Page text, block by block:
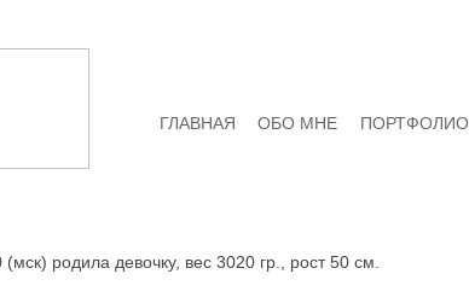
ПОРТФОЛИО
ОБО МНЕ
ГЛАВНАЯ
родила девочку, вес 3020 гр., рост 50 см.